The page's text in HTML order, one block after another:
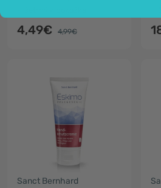
4,49€ 4,99€
Sanct Bernhard